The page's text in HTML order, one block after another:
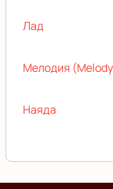
Лад
Мелодия
Наяда